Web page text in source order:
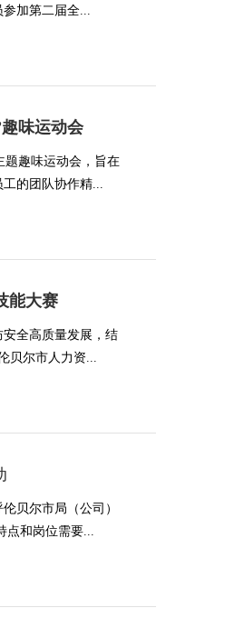
加第二届全...
味运动会
题趣味运动会，旨在
的团队协作精...
能大赛
全高质量发展，结
贝尔市人力资...
贝尔市局（公司）
点和岗位需要...